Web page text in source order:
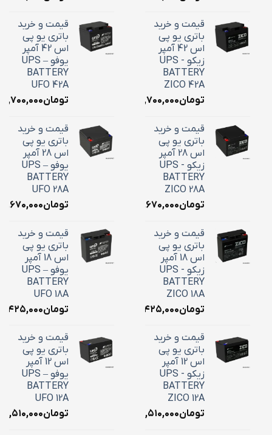
قیمت و خرید
باتری یو پی
اس 42 آمپر
زیکو - UPS
BATTERY
ZICO 42A
تومان۱۸,۷۰۰,۰۰۰
قیمت و خرید
باتری یو پی
اس 28 آمپر
زیکو - UPS
BATTERY
ZICO 28A
تومان۱۰,۶۷۰,۰۰۰
قیمت و خرید
باتری یو پی
اس 18 آمپر
زیکو - UPS
BATTERY
ZICO 18A
تومان۷,۴۲۵,۰۰۰
قیمت و خرید
باتری یو پی
اس 12 آمپر
زیکو - UPS
BATTERY
ZICO 12A
تومان۴,۵۱۰,۰۰۰
قیمت و خرید
باتری یو پی
اس 42 آمپر
یوفو – UPS
BATTERY
UFO 42A
تومان
قیمت و خرید
باتری یو پی
اس 28 آمپر
یوفو – UPS
BATTERY
UFO 28A
تومان۱۰,۶۷۰,۰۰۰
قیمت و خرید
باتری یو پی
اس 18 آمپر
یوفو – UPS
BATTERY
UFO 18A
تومان
قیمت و خرید
باتری یو پی
اس 12 آمپر
یوفو – UPS
BATTERY
UFO 12A
تومان۴,۵۱۰,۰۰۰